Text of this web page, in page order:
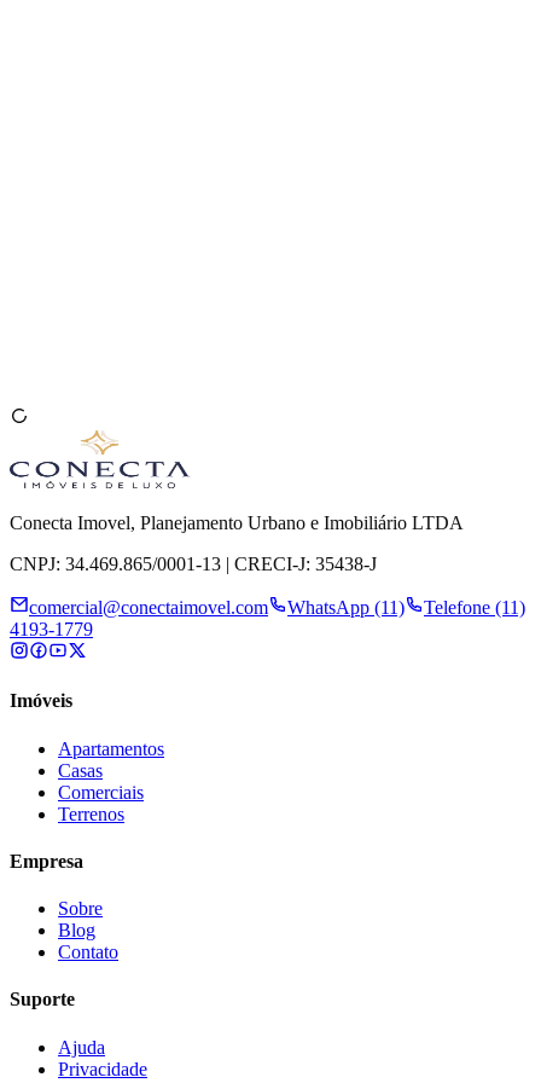
Conecta Imovel, Planejamento Urbano e Imobiliário LTDA
CNPJ: 34.469.865/0001-13 | CRECI-J: 35438-J
comercial@conectaimovel.com WhatsApp (11)
Telefone (11)
4193-1779
Imóveis
Apartamentos
Casas
Comerciais
Terrenos
Empresa
Sobre
Blog
Contato
Suporte
Ajuda
Privacidade